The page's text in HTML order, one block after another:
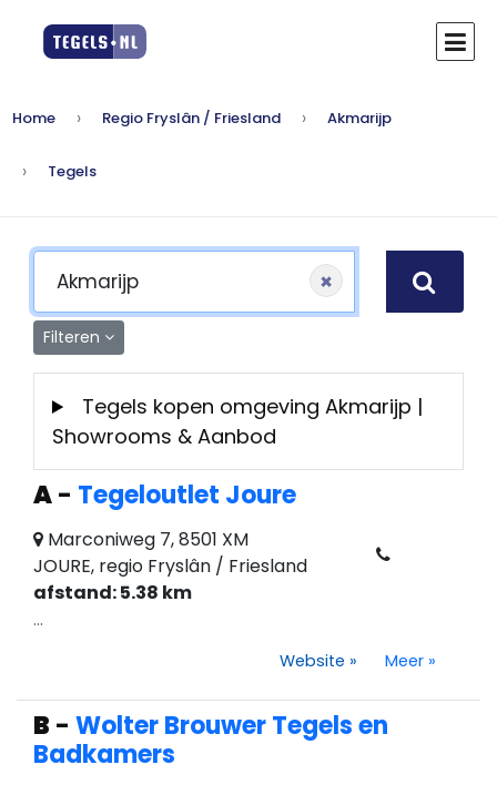
Home Regio Fryslân / Friesland Akmarijp
Tegels
×
Filteren
Tegels kopen omgeving Akmarijp |
Showrooms & Aanbod
A- Tegeloutlet Joure
Marconiweg 7, 8501 XM
JOURE, regio Fryslân / Friesland
afstand: 5.38 km
...
Website » Meer »
B - Wolter Brouwer Tegels en
Badkamers